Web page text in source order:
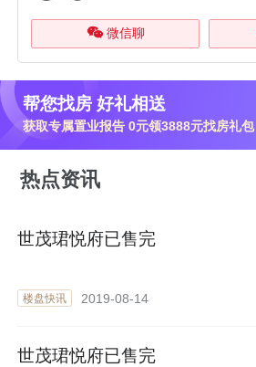
微信聊
帮您找房 好礼相送
获取专属置业报告 0元领3888元找房礼包
热点资讯
世茂珺悦府已售完
楼盘快讯 2019-08-14
世茂珺悦府已售完